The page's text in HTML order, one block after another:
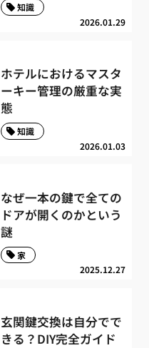
2026.01.29
知識
ホテルにおけるマスタ
ーキー管理の厳重な実
態
2026.01.03
知識
なぜ一本の鍵で全ての
ドアが開くのかという
謎
2025.12.27
家
玄関鍵交換は自分でで
きる？DIY完全ガイド